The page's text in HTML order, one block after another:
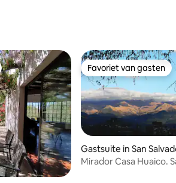
Favoriet van gasten
Favoriet van gasten
Gastsuite in San
ujuy
Mirador Casa Huaico.